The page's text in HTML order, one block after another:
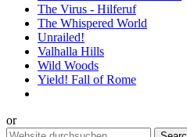
The Virus - Hilferuf
The Whispered World
Unrailed!
Valhalla Hills
Wild Woods
Yield! Fall of Rome
or